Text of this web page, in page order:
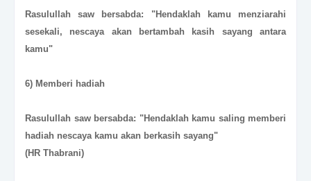
Rasulullah saw bersabda: "Hendaklah kamu menziarahi
sesekali, nescaya akan bertambah kasih sayang antara
kamu"
6) Memberi hadiah
Rasulullah saw bersabda: "Hendaklah kamu saling memberi
hadiah nescaya kamu akan berkasih sayang"
(HR Thabrani)